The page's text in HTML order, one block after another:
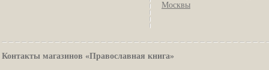
Москвы
Контакты магазинов «Православная книга»